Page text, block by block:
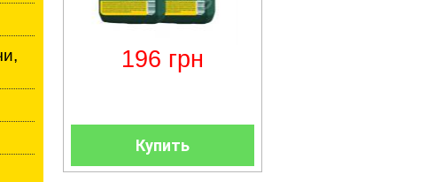
196 грн
Купить